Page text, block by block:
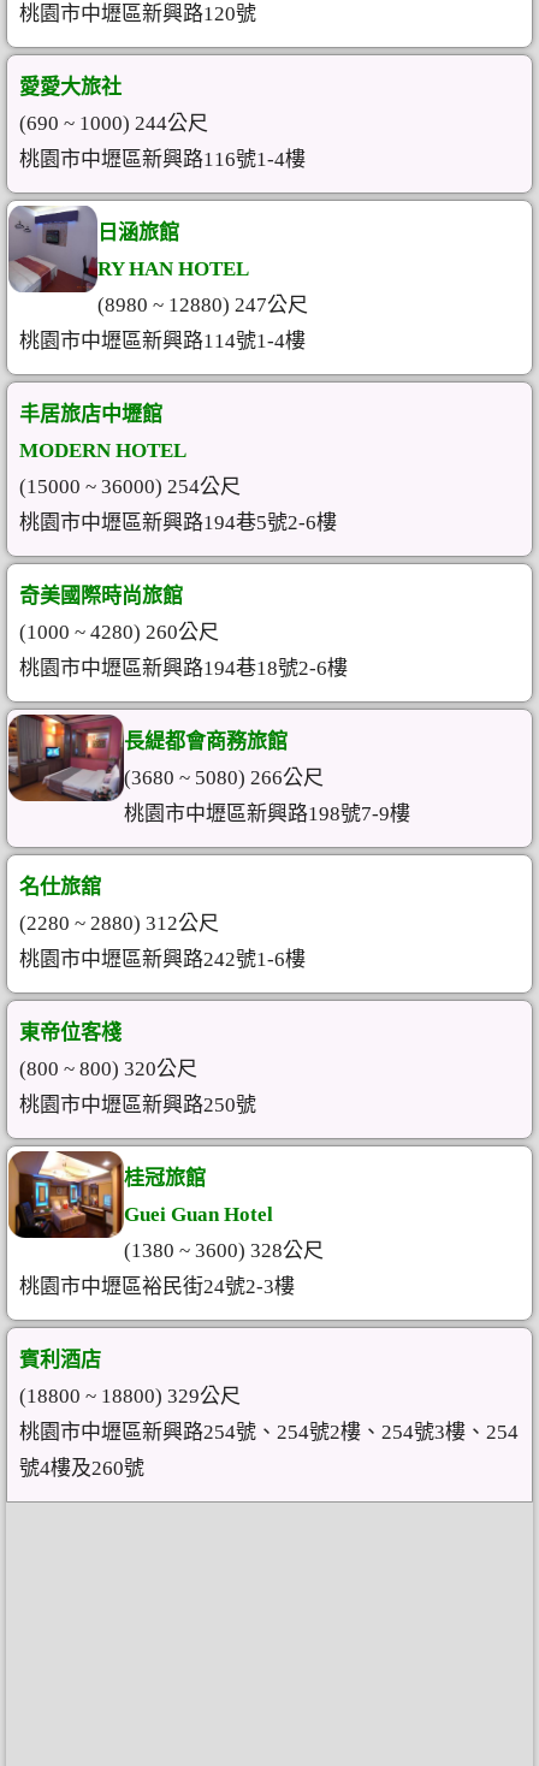
桃園市中壢區新興路120號
愛愛大旅社
(690 ~ 1000) 244公尺
桃園市中壢區新興路116號1-4樓
日涵旅館
RY HAN HOTEL
(8980 ~ 12880) 247公尺
桃園市中壢區新興路114號1-4樓
丰居旅店中壢館
MODERN HOTEL
(15000 ~ 36000) 254公尺
桃園市中壢區新興路194巷5號2-6樓
奇美國際時尚旅館
(1000 ~ 4280) 260公尺
桃園市中壢區新興路194巷18號2-6樓
長緹都會商務旅館
(3680 ~ 5080) 266公尺
桃園市中壢區新興路198號7-9樓
名仕旅舘
(2280 ~ 2880) 312公尺
桃園市中壢區新興路242號1-6樓
東帝位客棧
(800 ~ 800) 320公尺
桃園市中壢區新興路250號
桂冠旅館
Guei Guan Hotel
(1380 ~ 3600) 328公尺
桃園市中壢區裕民街24號2-3樓
賓利酒店
(18800 ~ 18800) 329公尺
桃園市中壢區新興路254號、254號2樓、254號3樓、254
號4樓及260號